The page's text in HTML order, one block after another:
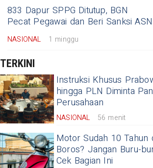
833 Dapur SPPG Ditutup, BGN
Pecat Pegawai dan Beri Sanksi ASN
NASIONAL 1 minggu
TERKINI
Instruksi Khusus
hingga PLN Diminta
Perusahaan
NASIONAL 56 menit
Motor Sudah 10 Tahun
Boros? Jangan Buru-
Cek Bagian Ini